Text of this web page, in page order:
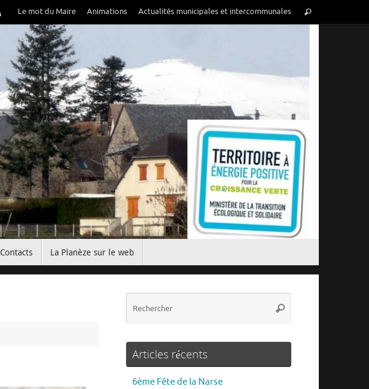
Le mot du Maire Animations Actualités municipales et intercommunales
Contacts La Planèze sur le web
Articles récents
6ème Fête de la Narse